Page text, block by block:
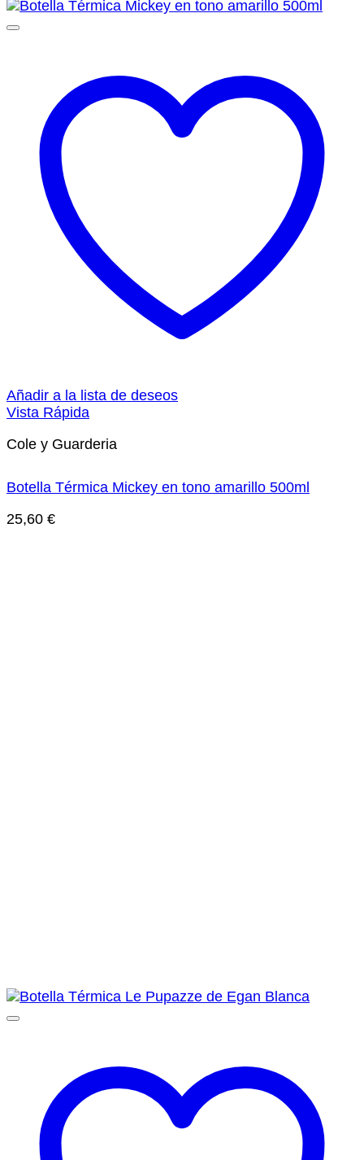
Añadir a la lista de deseos
Vista Rápida
Cole y Guarderia
Botella Térmica Mickey en tono amarillo 500ml
25,60 €